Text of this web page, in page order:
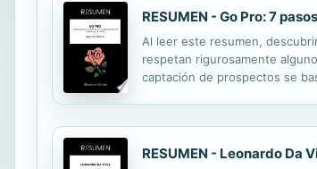
RESUMEN - Go Pro: 7
Al leer este resumen,
respetan rigurosamente
captación de prospectos se
RESUMEN - Leonardo Da